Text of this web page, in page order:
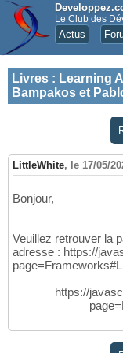
Le Club des
Actus
Livres : Learning
Bampakos et
LittleWhite, le 17/05/
Bonjour,
Veuillez retrouver la
adresse : https://
https://